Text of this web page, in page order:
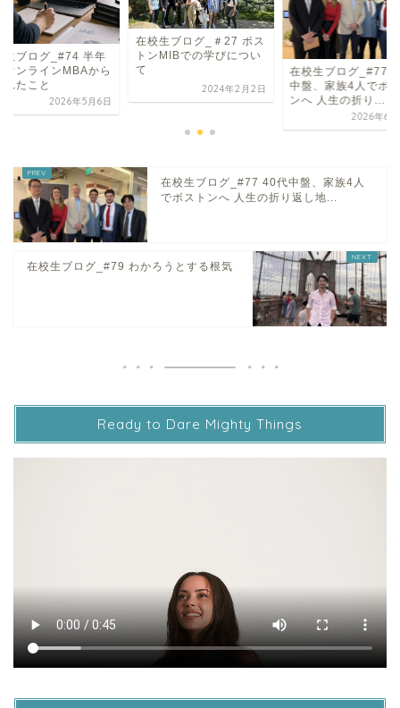
生ブログ_#74 半年
オンラインMBAから
れたこと
2026年5月6日
在校生ブログ_＃27 ボス
トンMIBでの学びについ
て
2024年2月2日
在校生ブログ_#77
中盤、家族4人でボ
ンへ 人生の折り...
2026年6
在校生ブログ_#77 40代中盤、家族4人
でボストンへ 人生の折り返し地...
在校生ブログ_#79 わかろうとする根気
Ready to Dare Mighty Things